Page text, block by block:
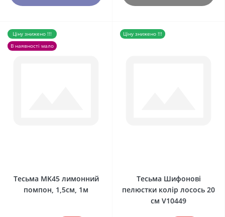
Ціну знижено !!!
В наявності мало
Тесьма MK45 лимонний
помпон, 1,5см, 1м
Ціну знижено !!!
Тесьма Шифонові
пелюстки колір лосось 20
см V10449